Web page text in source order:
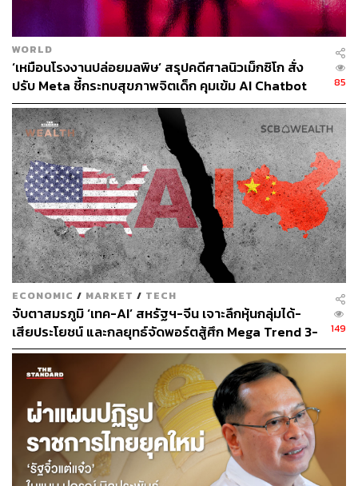
288
ABOUT THE AUTHOR
ถนัดกิจ จันกิเสน
Content Creator ประจำกองบรรณาธิการ
THE STANDARD WEALTH ผู้เสพติดโลก
ธุรกิจ การตลาด เทคโนโลยี และชอบสำรวจ
โลกออฟไลน์และออนไลน์มาถอดรหัสความ
เคลื่อนไหวให้เป็นเรื่องเข้าใจง่าย สนุก และได้
ไอเดียใหม่ๆ
WORLD
‘เหมือนโรงงานปล่อยมลพิษ’ สรุปคดีศาลนิวเม็กซิโก สั่ง
ปรับ Meta ชี้กระทบสุขภาพจิตเด็ก คุมเข้ม AI Chatbot
85
ECONOMIC / MARKET / TECH
จับตาสมรภูมิ ‘เทค-AI’ สหรัฐฯ-จีน เจาะลึกหุ้นกลุ่มได้-
เสียประโยชน์ และกลยุทธ์จัดพอร์ตสู้ศึก Mega Trend 3-
5 ปีข้างหน้า
149